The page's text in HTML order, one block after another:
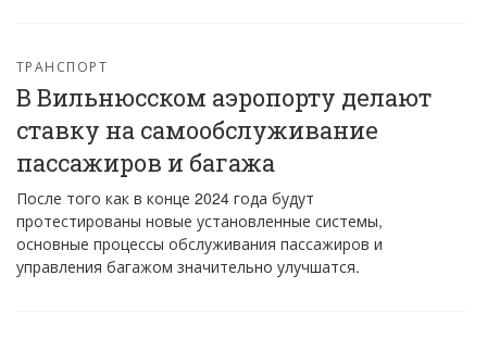
ТРАНСПОРТ
В Вильнюсском аэропорту делают
ставку на самообслуживание
пассажиров и багажа
После того как в конце 2024 года будут
протестированы новые установленные системы,
основные процессы обслуживания пассажиров и
управления багажом значительно улучшатся.